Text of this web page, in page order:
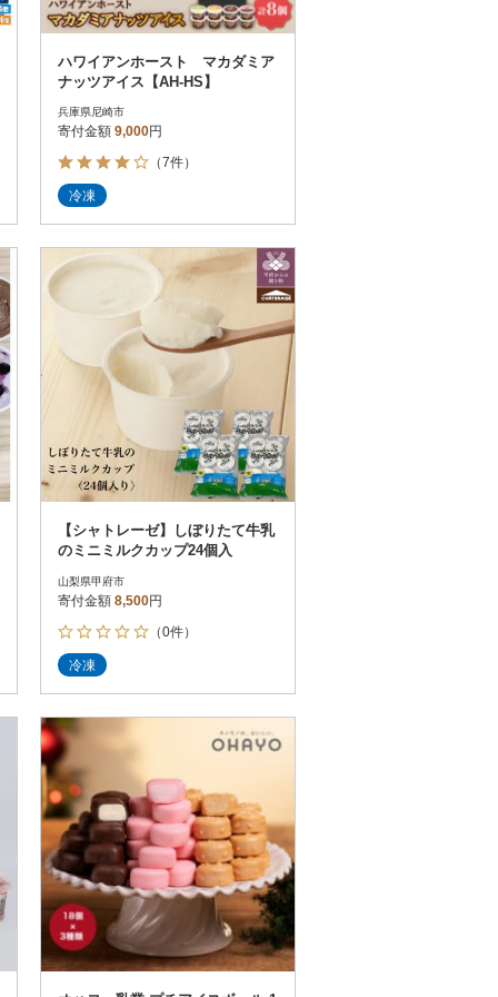
ハワイアンホースト マカダミア
ナッツアイス【AH-HS】
兵庫県尼崎市
寄付金額 9,000円
（7件）
冷凍
【シャトレーゼ】しぼりたて牛乳
のミニミルクカップ24個入
山梨県甲府市
寄付金額 8,500円
（0件）
冷凍